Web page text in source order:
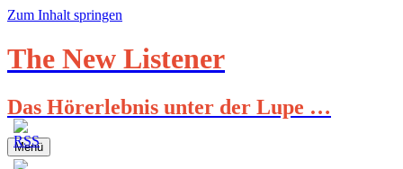
Zum Inhalt springen
The New Listener
Das Hörerlebnis unter der Lupe …
Menü